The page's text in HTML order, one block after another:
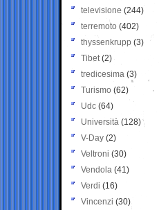
televisione(244)
terremoto (402)
thyssenkrupp (3)
Tibet(2)
tredicesima (3)
Turismo (62)
Udc (64)
Università (128)
V-Day (2)
Veltroni (30)
Vendola (41)
Verdi (16)
Vincenzi (30)